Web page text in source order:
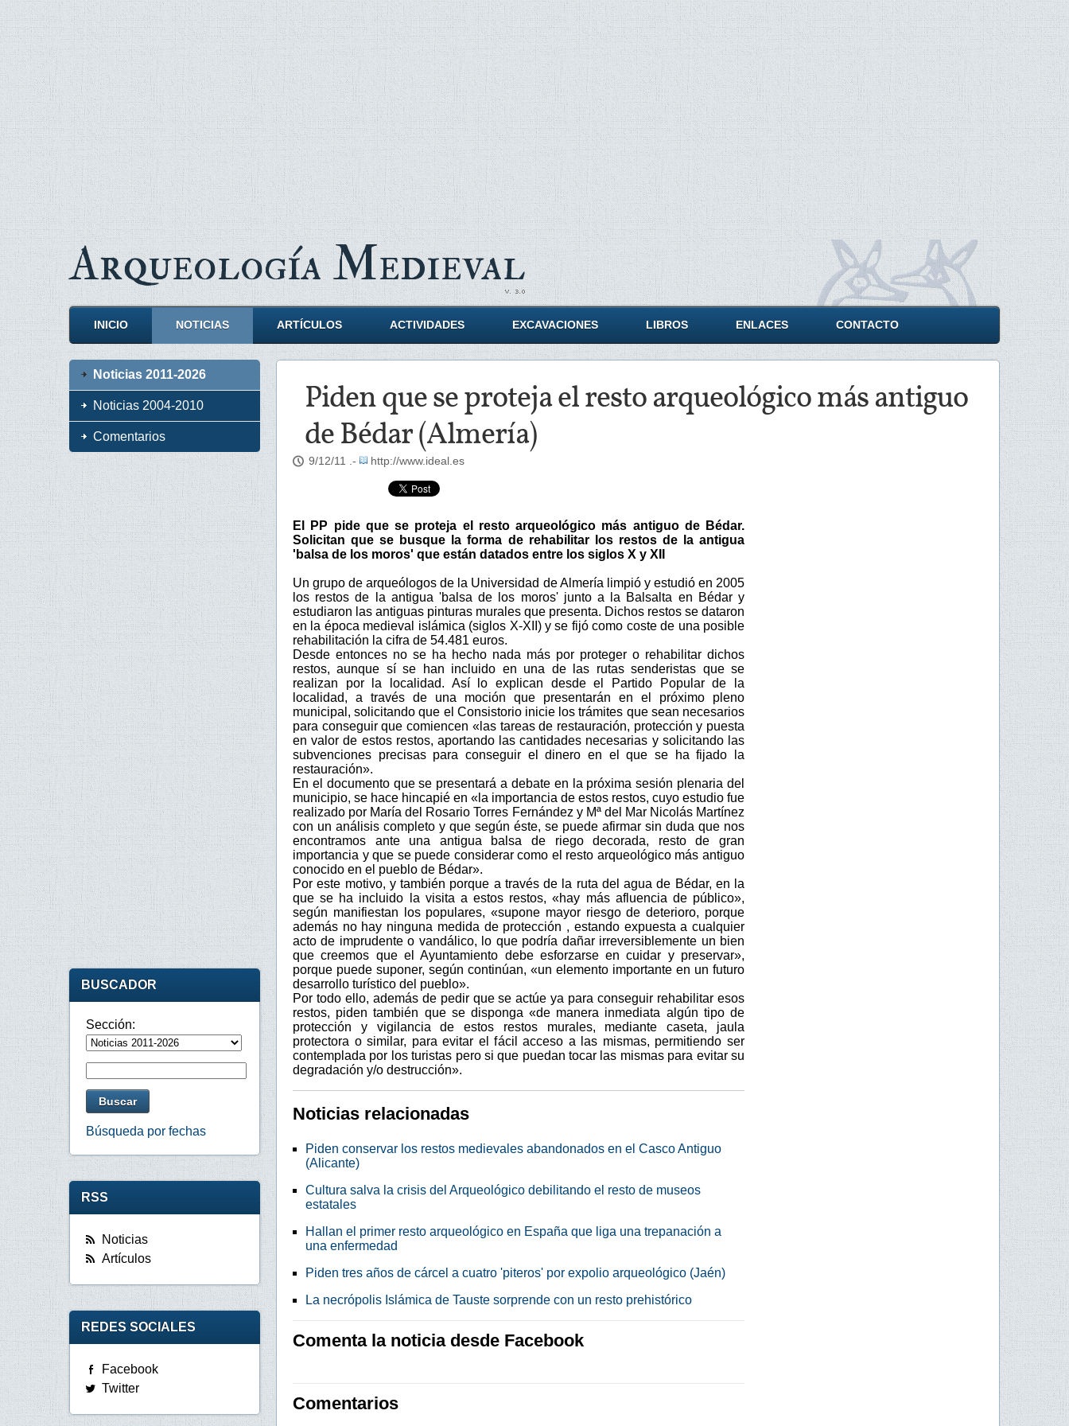
ArqueologíaMedieval
INICIO NOTICIAS ARTÍCULOS ACTIVIDADES EXCAVACIONES LIBROS ENLACES CONTACTO
Piden que se proteja el resto arqueológico más antiguo
de Bédar (Almería)
9/12/11 .- http://www.ideal.es
El PP pide que se proteja el resto arqueológico más antiguo de Bédar.
Solicitan que se busque la forma de rehabilitar los restos de la antigua
'balsa de los moros' que están datados entre los siglos X y XII
Un grupo de arqueólogos de la Universidad de Almería limpió y estudió en 2005
los restos de la antigua 'balsa de los moros' junto a la Balsalta en Bédar y
estudiaron las antiguas pinturas murales que presenta. Dichos restos se dataron
en la época medieval islámica (siglos X-XII) y se fijó como coste de una posible
rehabilitación la cifra de 54.481 euros.
Desde entonces no se ha hecho nada más por proteger o rehabilitar dichos
restos, aunque sí se han incluido en una de las rutas senderistas que se
realizan por la localidad. Así lo explican desde el Partido Popular de la
localidad, a través de una moción que presentarán en el próximo pleno
municipal, solicitando que el Consistorio inicie los trámites que sean necesarios
para conseguir que comiencen «las tareas de restauración, protección y puesta
en valor de estos restos, aportando las cantidades necesarias y solicitando las
subvenciones precisas para conseguir el dinero en el que se ha fijado la
restauración».
En el documento que se presentará a debate en la próxima sesión plenaria del
municipio, se hace hincapié en «la importancia de estos restos, cuyo estudio fue
realizado por María del Rosario Torres Fernández y Mª del Mar Nicolás Martínez
con un análisis completo y que según éste, se puede afirmar sin duda que nos
encontramos ante una antigua balsa de riego decorada, resto de gran
importancia y que se puede considerar como el resto arqueológico más antiguo
conocido en el pueblo de Bédar».
Por este motivo, y también porque a través de la ruta del agua de Bédar, en la
que se ha incluido la visita a estos restos, «hay más afluencia de público»,
según manifiestan los populares, «supone mayor riesgo de deterioro, porque
además no hay ninguna medida de protección , estando expuesta a cualquier
acto de imprudente o vandálico, lo que podría dañar irreversiblemente un bien
que creemos que el Ayuntamiento debe esforzarse en cuidar y preservar»,
porque puede suponer, según continúan, «un elemento importante en un futuro
desarrollo turístico del pueblo».
Por todo ello, además de pedir que se actúe ya para conseguir rehabilitar esos
restos, piden también que se disponga «de manera inmediata algún tipo de
protección y vigilancia de estos restos murales, mediante caseta, jaula
protectora o similar, para evitar el fácil acceso a las mismas, permitiendo ser
contemplada por los turistas pero si que puedan tocar las mismas para evitar su
degradación y/o destrucción».
Noticias relacionadas
Piden conservar los restos medievales abandonados en el Casco Antiguo
(Alicante)
Cultura salva la crisis del Arqueológico debilitando el resto de museos
estatales
Hallan el primer resto arqueológico en España que liga una trepanación a
una enfermedad
Piden tres años de cárcel a cuatro 'piteros' por expolio arqueológico (Jaén)
La necrópolis Islámica de Tauste sorprende con un resto prehistórico
Comenta la noticia desde Facebook
Comentarios
Noticias 2011-2026
Noticias 2004-2010
Comentarios
BUSCADOR
Sección:
Búsqueda por fechas
RSS
Noticias
Artículos
REDES SOCIALES
Facebook
Twitter